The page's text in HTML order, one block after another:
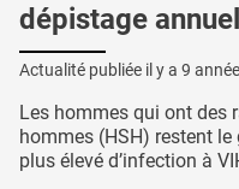
dépistage annuel
Actualité publiée il y a 9
Les hommes qui ont des
hommes (HSH) restent
plus élevé d’infection à